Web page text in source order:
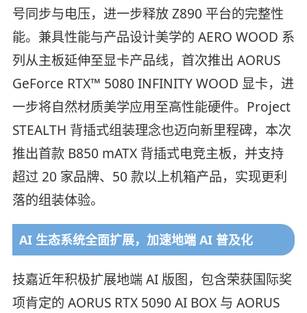
号同步与电压，进一步释放 Z890 平台的完整性
能。兼具性能与产品设计美学的 AERO WOOD 系
列从主板延伸至显卡产品线，首次推出 AORUS
GeForce RTX™ 5080 INFINITY WOOD 显卡，进
一步将自然材质美学应用至高性能硬件。Project
STEALTH 背插式组装理念也迈向新里程碑，本次
推出首款 B850 mATX 背插式电竞主板，并支持
超过 20 家品牌、50 款以上机箱产品，实现更利
落的组装体验。
AI 生态系统全面扩展，加速地端 AI 普及化
技嘉近年积极扩展地端 AI 版图，包含荣获国际奖
项肯定的 AORUS RTX 5090 AI BOX 与 AORUS